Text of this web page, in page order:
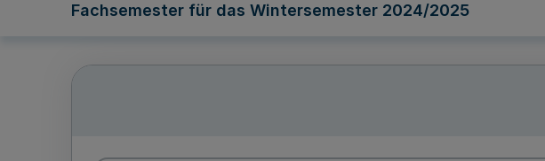
Fachsemester für das Wintersemester 2024/2025